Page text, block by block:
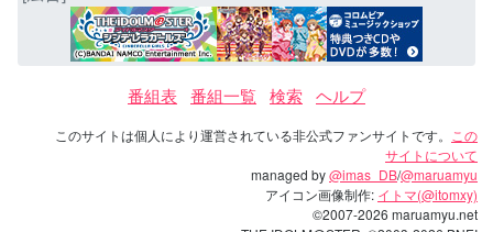
番組表 番組一覧 検索 ヘルプ
このサイトは個人により運営されている非公式ファンサイトです。
この
サイトについて
managed by@imas_DB/@maruamyu
アイコン画像制作: イトマ(@itomxy)
©2007-2026 maruamyu.net